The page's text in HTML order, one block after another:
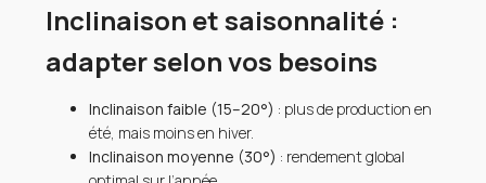
Inclinaison et saisonnalité :
adapter selon vos besoins
Inclinaison faible (15–20°) : plus de production en
été, mais moins en hiver.
Inclinaison moyenne (30°) : rendement global